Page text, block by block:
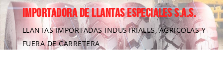
IMPORTADORA DE LLANTAS ESPECIALES S.A.S.
LLANTAS IMPORTADAS INDUSTRIALES, AGRICOLAS Y
FUERA DE CARRETERA